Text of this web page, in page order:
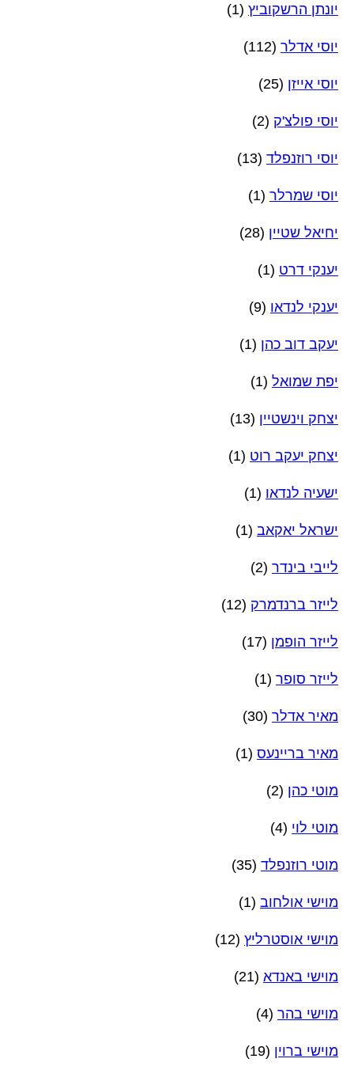
יונתן הרשקוביץ (1)
יוסי אדלר (112)
יוסי אייזן (25)
יוסי פולצ'ק (2)
יוסי רוזנפלד (13)
יוסי שמרלר (1)
יחיאל שטיין (28)
יענקי דרט (1)
יענקי לנדאו (9)
יעקב דוב כהן (1)
יפת שמואל (1)
יצחק וינשטיין (13)
יצחק יעקב רוט (1)
ישעיה לנדאו (1)
ישראל יאקאב (1)
לייבי בינדר (2)
לייזר ברנדמרק (12)
לייזר הופמן (17)
לייזר סופר (1)
מאיר אדלר (30)
מאיר בריינעס (1)
מוטי כהן (2)
מוטי לוי (4)
מוטי רוזנפלד (35)
מוישי אולחוב (1)
מוישי אוסטרליץ (12)
מוישי באנדא (21)
מוישי בהר (4)
מוישי ברוין (19)